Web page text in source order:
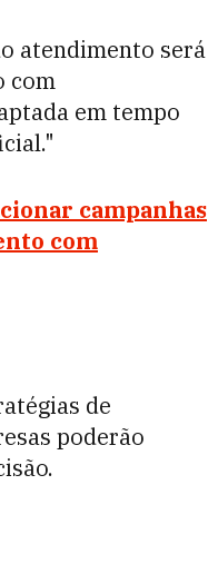
atendimento será
com
em tempo
campanhas
com
de
poderão